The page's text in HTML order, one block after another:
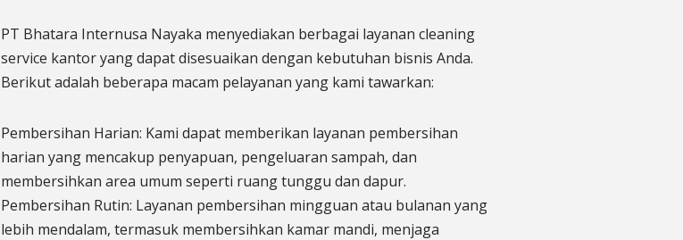
PT Bhatara Internusa Nayaka menyediakan berbagai layanan cleaning
service kantor yang dapat disesuaikan dengan kebutuhan bisnis Anda.
Berikut adalah beberapa macam pelayanan yang kami tawarkan:
Pembersihan Harian: Kami dapat memberikan layanan pembersihan
harian yang mencakup penyapuan, pengeluaran sampah, dan
membersihkan area umum seperti ruang tunggu dan dapur.
Pembersihan Rutin: Layanan pembersihan mingguan atau bulanan yang
lebih mendalam, termasuk membersihkan kamar mandi, menjaga